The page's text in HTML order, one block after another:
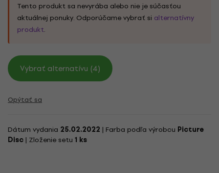
Tento produkt sa nevyrába alebo nie je súčasťou
aktuálnej ponuky. Odporúčame vybrať si alternatívny
produkt.
Vybrať alternatívu (4)
Opýtať sa
Dátum vydania 25.02.2022 | Farba podľa výrobcu Picture
Disc | Zloženie setu 1 ks